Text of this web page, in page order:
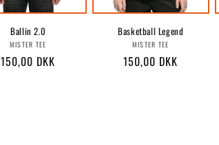
Ballin 2.0
Forhandler:
MISTER TEE
Normalpris
150,00 DKK
Basketball Legend
Forhandler:
MISTER TEE
Normalpris
150,00 DKK